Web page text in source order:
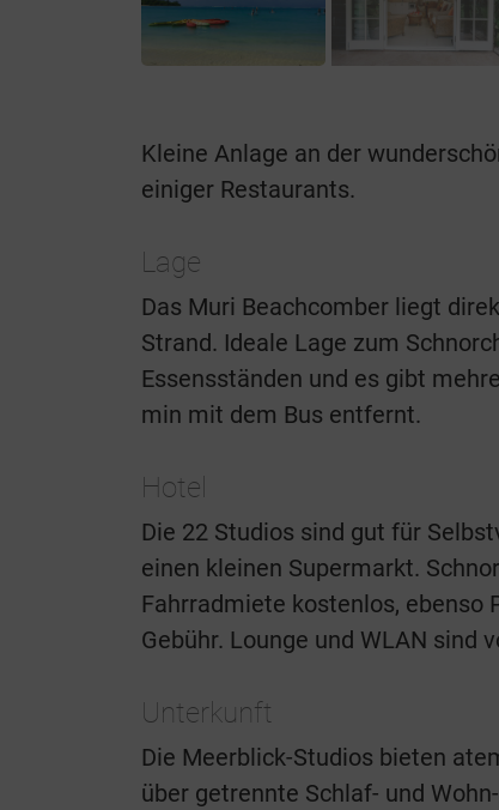
Kleine Anlage an der
einiger Restaurants.
Lage
Das Muri Beachcomber liegt
Strand. Ideale Lage zum
Essensständen und es gibt
min mit dem Bus entfernt.
Hotel
Die 22 Studios sind gut für
einen kleinen Supermarkt.
Fahrradmiete kostenlos, ebenso
Gebühr. Lounge und WLAN sind
Unterkunft
Die Meerblick-Studios bieten
über getrennte Schlaf- und